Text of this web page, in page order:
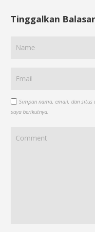
Tinggalkan
Simpan nama, email, dan
saya berikutnya.